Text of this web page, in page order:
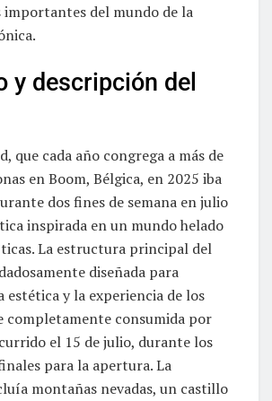
importantes del mundo de la
y descripción del
que cada año congrega a más de
en Boom, Bélgica, en 2025 iba
dos fines de semana en julio
inspirada en un mundo helado
La estructura principal del
diseñada para
estética y la experiencia de los
completamente consumida por
el 15 de julio, durante los
para la apertura. La
montañas nevadas, un castillo